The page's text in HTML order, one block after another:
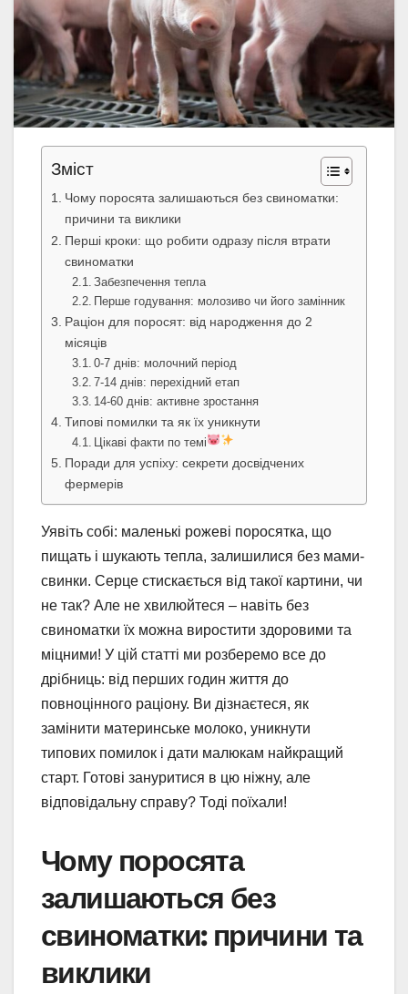
Зміст
Чому поросята залишаються без свиноматки:
причини та виклики
Перші кроки: що робити одразу після втрати
свиноматки
Забезпечення тепла
Перше годування: молозиво чи його замінник
Раціон для поросят: від народження до 2
місяців
0-7 днів: молочний період
7-14 днів: перехідний етап
14-60 днів: активне зростання
Типові помилки та як їх уникнути
Цікаві факти по темі
Поради для успіху: секрети досвідчених
фермерів
Уявіть собі: маленькі рожеві поросятка, що
пищать і шукають тепла, залишилися без мами-
свинки. Серце стискається від такої картини, чи
не так? Але не хвилюйтеся – навіть без
свиноматки їх можна виростити здоровими та
міцними! У цій статті ми розберемо все до
дрібниць: від перших годин життя до
повноцінного раціону. Ви дізнаєтеся, як
замінити материнське молоко, уникнути
типових помилок і дати малюкам найкращий
старт. Готові зануритися в цю ніжну, але
відповідальну справу? Тоді поїхали!
Чому поросята
залишаються без
свиноматки: причини та
виклики